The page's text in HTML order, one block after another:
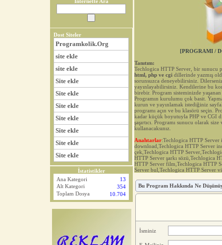
Dost Siteler
Programkolik.Org
site ekle
site ekle
Site ekle
Site ekle
Site ekle
Site ekle
Site ekle
Site ekle
Site ekle
İstatistikler
Ana Kategori
13
Alt Kategori
354
Toplam Dosya 10.704
[PROGRAMI /
Tanıtım:
Techlogica HTTP Server, bir sunucu
html, php ve cgi dillerinde yazmış
sorunsuzca deneyebilirsiniz.
yayınlayabilirsiniz. Kendilerine bu
birebir. Program sisteminizde
Programın kurulumu çok basit.
kurun ve yayınlamak istediğiniz
programı açın ve bu klasörü seçin.
kadar küçük boyutuyla PHP ve CGI
şaşırtıcı. Programı sunucu olarak
kullanacaksınız.
Anahtarlar:Techlogica HTTP
download,Techlogica HTTP Server
çek,Techlogica HTTP
HTTP Server şarkı sözü,Techlogica
HTTP Server film,Techlogica HTTP
Server bul,Techlogica HTTP Server
Bu Program Hakkında Ne
İsminiz